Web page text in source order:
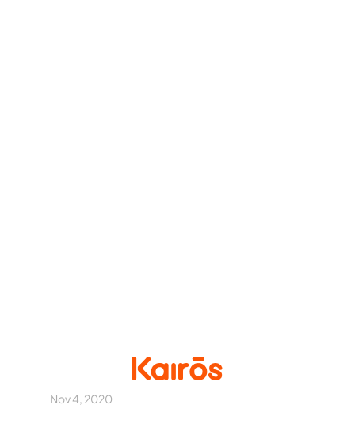
Nov 4, 2020